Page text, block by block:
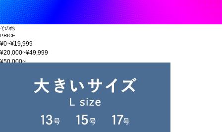
その他
PRICE
¥0~¥19,999
¥20,000~¥49,999
¥50,000~
在庫なしを含む
この条件で検索
PRE SALE_202506